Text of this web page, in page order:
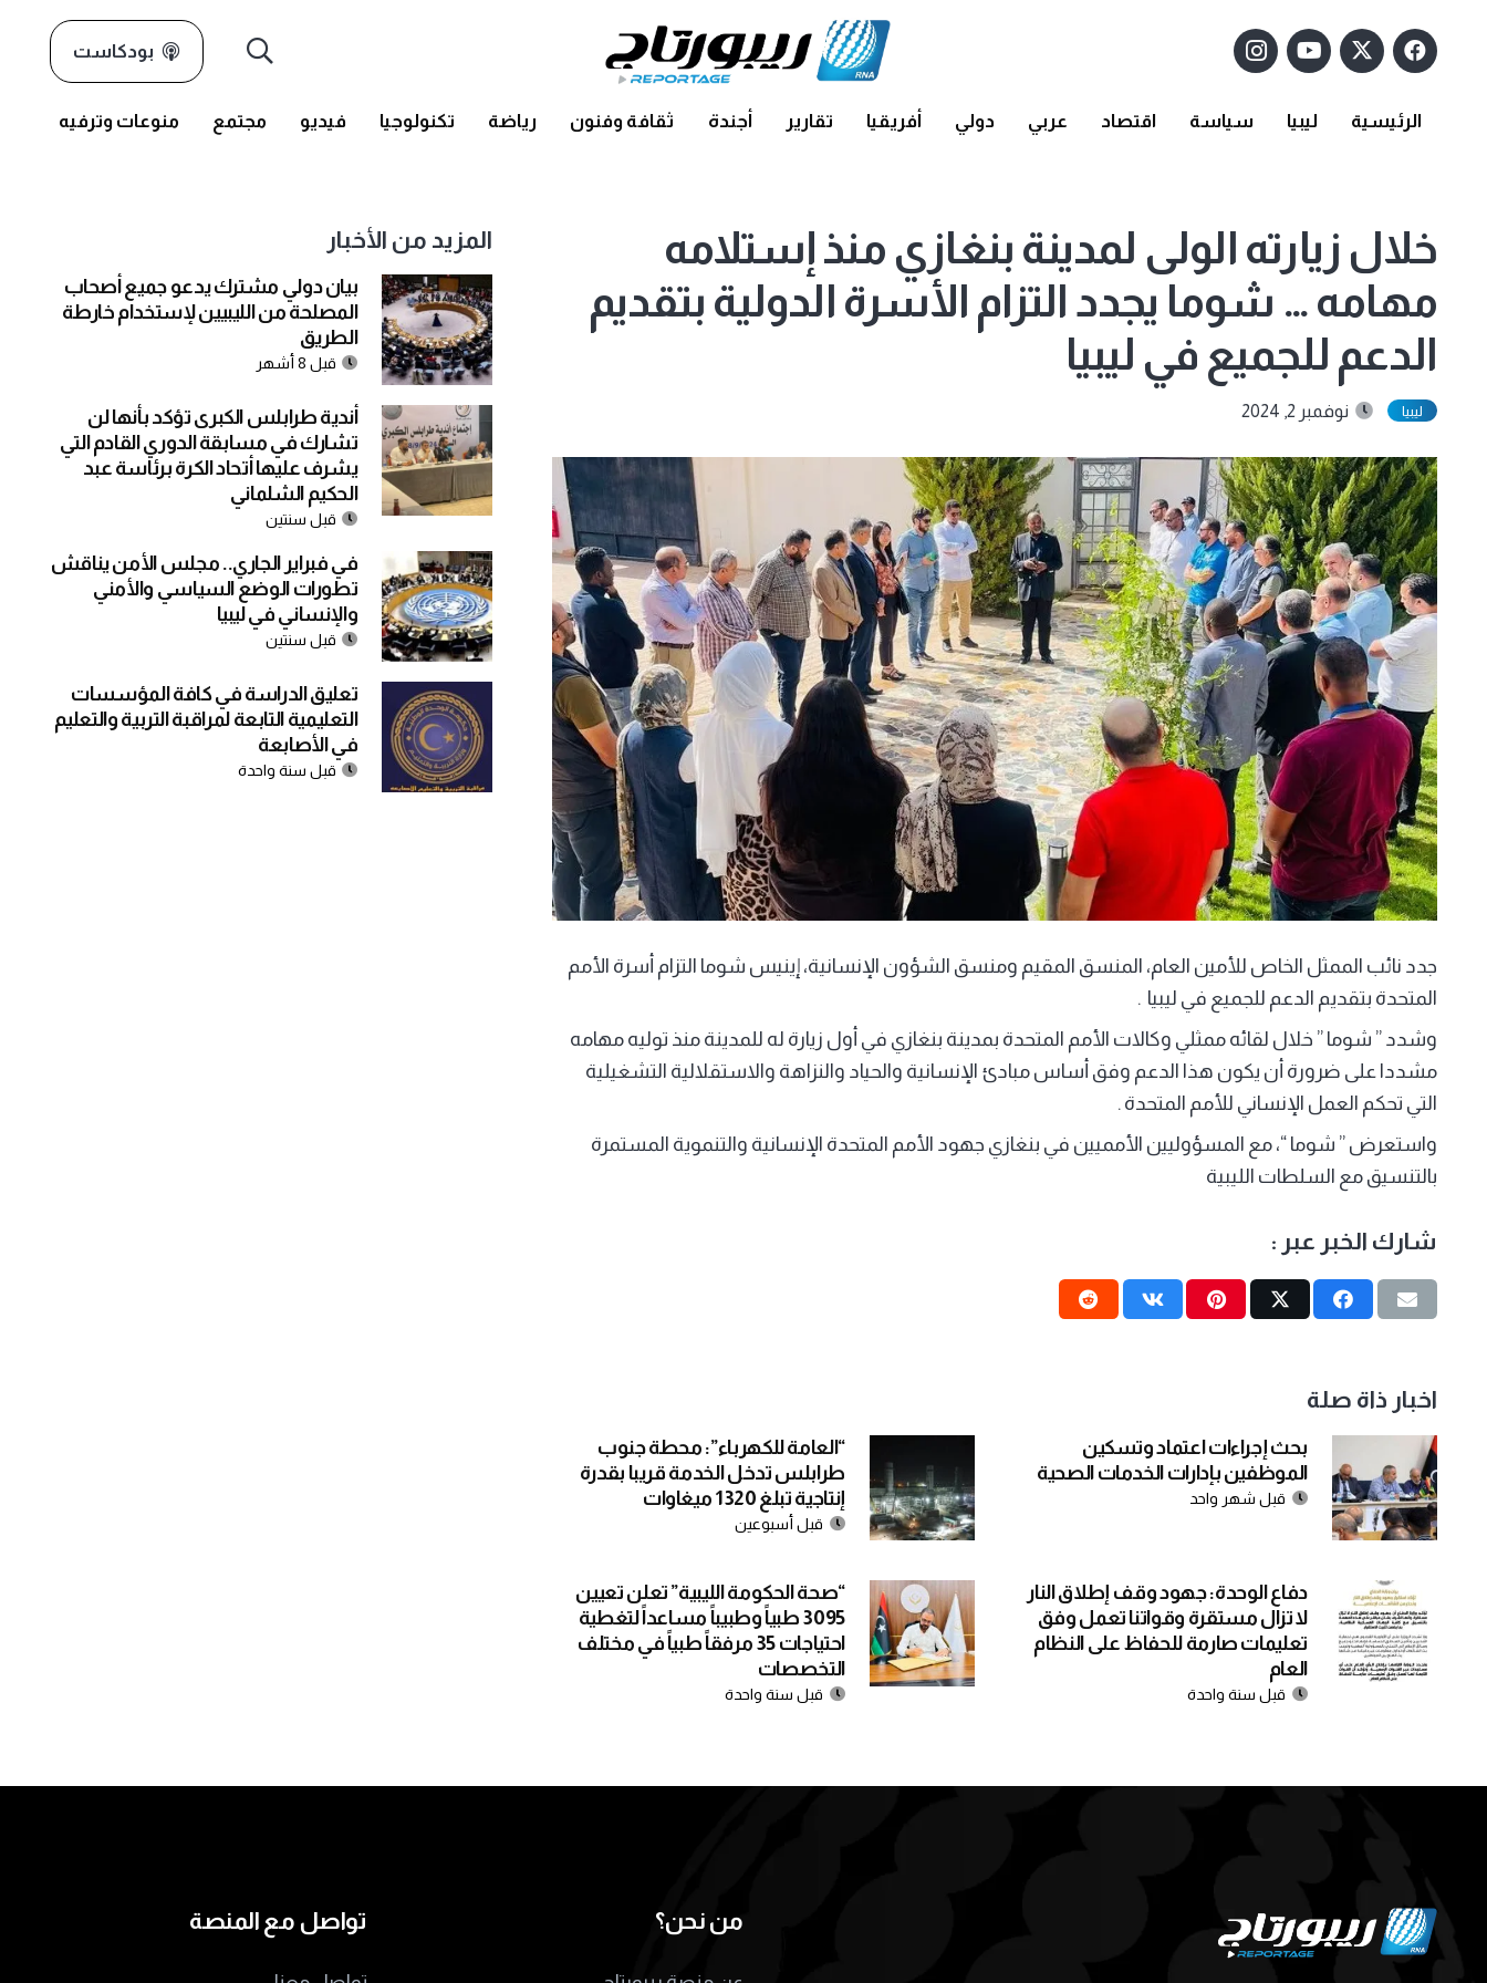
بودكاست
الرئيسية ليبيا سياسة اقتصاد عربي دولي أفريقيا تقارير أجندة ثقافة وفنون رياضة تكنولوجيا فيديو مجتمع منوعات وترفيه
خلال زيارته الولى لمدينة بنغازي منذ إستلامه
مهامه … شوما يجدد التزام الأسرة الدولية بتقديم
الدعم للجميع في ليبيا
ليبيا نوفمبر 2, 2024
جدد نائب الممثل الخاص للأمين العام، المنسق المقيم ومنسق الشؤون الإنسانية، إينيس شوما التزام أسرة الأمم
المتحدة بتقديم الدعم للجميع في ليبيا .
وشدد ” شوما ” خلال لقائه ممثلي وكالات الأمم المتحدة بمدينة بنغازي في أول زيارة له للمدينة منذ توليه مهامه
مشددا على ضرورة أن يكون هذا الدعم وفق أساس مبادئ الإنسانية والحياد والنزاهة والاستقلالية التشغيلية
التي تحكم العمل الإنساني للأمم المتحدة .
واستعرض ” شوما “، مع المسؤوليين الأمميين في بنغازي جهود الأمم المتحدة الإنسانية والتنموية المستمرة
بالتنسيق مع السلطات الليبية
شارك الخبر عبر :
اخبار ذاة صلة
بحث إجراءات اعتماد وتسكين
الموظفين بإدارات الخدمات الصحية
قبل شهر واحد
“العامة للكهرباء”: محطة جنوب
طرابلس تدخل الخدمة قريبا بقدرة
إنتاجية تبلغ 1320 ميغاوات
قبل أسبوعين
دفاع الوحدة: جهود وقف إطلاق النار
لا تزال مستقرة وقواتنا تعمل وفق
تعليمات صارمة للحفاظ على النظام
العام
قبل سنة واحدة
“صحة الحكومة الليبية” تعلن تعيين
3095 طبياً وطبيباً مساعداً لتغطية
احتياجات 35 مرفقاً طبياً في مختلف
التخصصات
قبل سنة واحدة
المزيد من الأخبار
بيان دولي مشترك يدعو جميع أصحاب
المصلحة من الليبيين لإستخدام خارطة
الطريق
قبل 8 أشهر
أندية طرابلس الكبرى تؤكد بأنها لن
تشارك في مسابقة الدوري القادم التي
يشرف عليها أتحاد الكرة برئاسة عبد
الحكيم الشلماني
قبل سنتين
في فبراير الجاري.. مجلس الأمن يناقش
تطورات الوضع السياسي والأمني
والإنساني في ليبيا
قبل سنتين
تعليق الدراسة في كافة المؤسسات
التعليمية التابعة لمراقبة التربية والتعليم
في الأصابعة
قبل سنة واحدة
من نحن؟ تواصل مع المنصة